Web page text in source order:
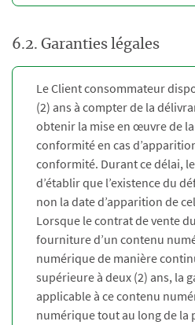
6.2. Garanties légales
Le Client consommateur
(2) ans à compter de la
obtenir la mise en œuvre de
conformité en cas
conformité. Durant ce délai,
d’établir que l’existence du
non la date d’apparition de
Lorsque le contrat de vente
fourniture d’un contenu
numérique de manière
supérieure à deux (2) ans, la
applicable à ce contenu
numérique tout au long de